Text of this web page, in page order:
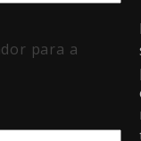
para a